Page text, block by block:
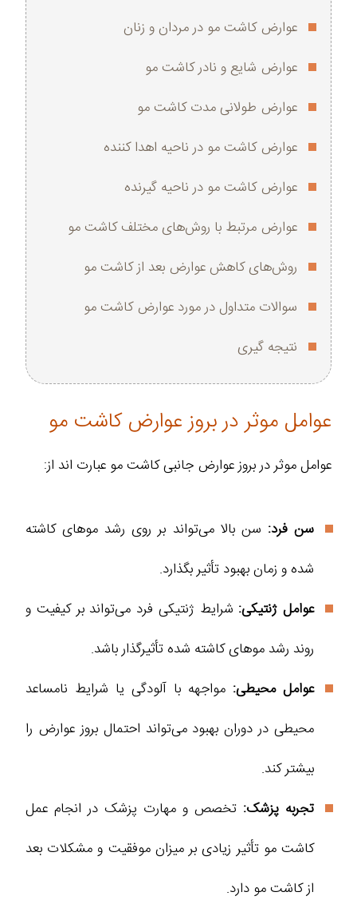
عوارض کاشت مو در مردان و زنان
عوارض شایع و نادر کاشت مو
عوارض طولانی‌ مدت کاشت مو
عوارض کاشت مو در ناحیه اهدا کننده
عوارض کاشت مو در ناحیه گیرنده
عوارض مرتبط با روش‌های مختلف کاشت مو
روش‌های کاهش عوارض بعد از کاشت مو
سوالات متداول در مورد عوارض کاشت مو
نتیجه گیری
عوامل موثر در بروز عوارض کاشت مو
عوامل موثر در بروز عوارض جانبی کاشت مو عبارت‌ اند از:
سن فرد: سن بالا می‌تواند بر روی رشد موهای کاشته
شده و زمان بهبود تأثیر بگذارد.
عوامل ژنتیکی: شرایط ژنتیکی فرد می‌تواند بر کیفیت و
روند رشد موهای کاشته شده تأثیرگذار باشد.
عوامل محیطی: مواجهه با آلودگی یا شرایط نامساعد
محیطی در دوران بهبود می‌تواند احتمال بروز عوارض را
بیشتر کند.
تجربه پزشک: تخصص و مهارت پزشک در انجام عمل
کاشت مو تأثیر زیادی بر میزان موفقیت و مشکلات بعد
از کاشت مو دارد.